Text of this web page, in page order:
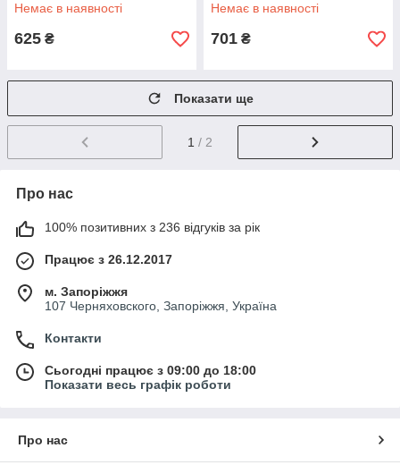
Немає в наявності
625 ₴
Немає в наявності
701 ₴
Показати ще
1 / 2
Про нас
100% позитивних з 236 відгуків за рік
Працює з 26.12.2017
м. Запоріжжя
107 Черняховского, Запоріжжя, Україна
Контакти
Сьогодні працює з 09:00 до 18:00
Показати весь графік роботи
Про нас